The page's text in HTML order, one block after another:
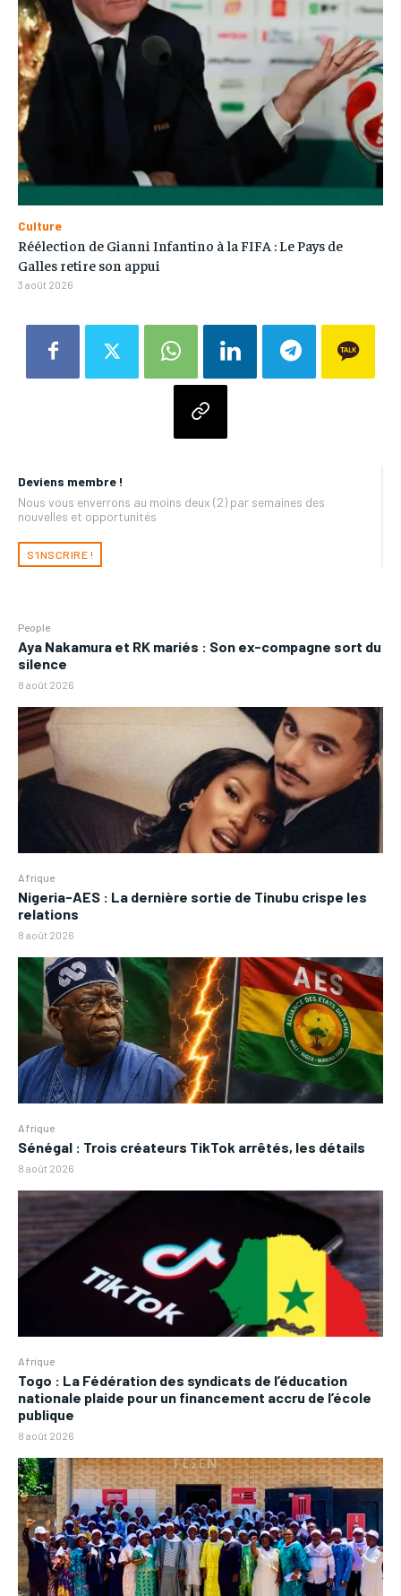
Deviens membre !
Nous vous enverrons au moins deux (2) par semaines des
nouvelles et opportunités
S'INSCRIRE !
People
Aya Nakamura et RK mariés : Son ex-compagne sort du
silence
8 août 2026
Afrique
Nigeria-AES : La dernière sortie de Tinubu crispe les
relations
8 août 2026
Afrique
Sénégal : Trois créateurs TikTok arrêtés, les détails
8 août 2026
Afrique
Togo : La Fédération des syndicats de l’éducation
nationale plaide pour un financement accru de l’école
publique
8 août 2026
Culture
Réélection de Gianni Infantino à la FIFA : Le Pays de
Galles retire son appui
3 août 2026